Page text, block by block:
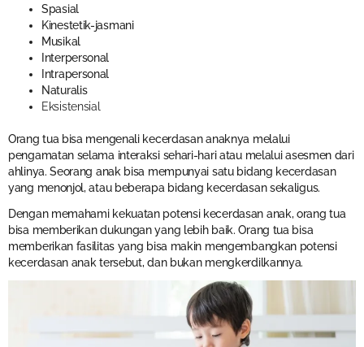
Spasial
Kinestetik-jasmani
Musikal
Interpersonal
Intrapersonal
Naturalis
Eksistensial
Orang tua bisa mengenali kecerdasan anaknya melalui
pengamatan selama interaksi sehari-hari atau melalui asesmen dari
ahlinya. Seorang anak bisa mempunyai satu bidang kecerdasan
yang menonjol, atau beberapa bidang kecerdasan sekaligus.
Dengan memahami kekuatan potensi kecerdasan anak, orang tua
bisa memberikan dukungan yang lebih baik. Orang tua bisa
memberikan fasilitas yang bisa makin mengembangkan potensi
kecerdasan anak tersebut, dan bukan mengkerdilkannya.